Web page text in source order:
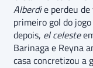
Alberdie perdeu de
primeiro gol do
depois, el celeste
Barinaga e Reyna
casa concretizou a